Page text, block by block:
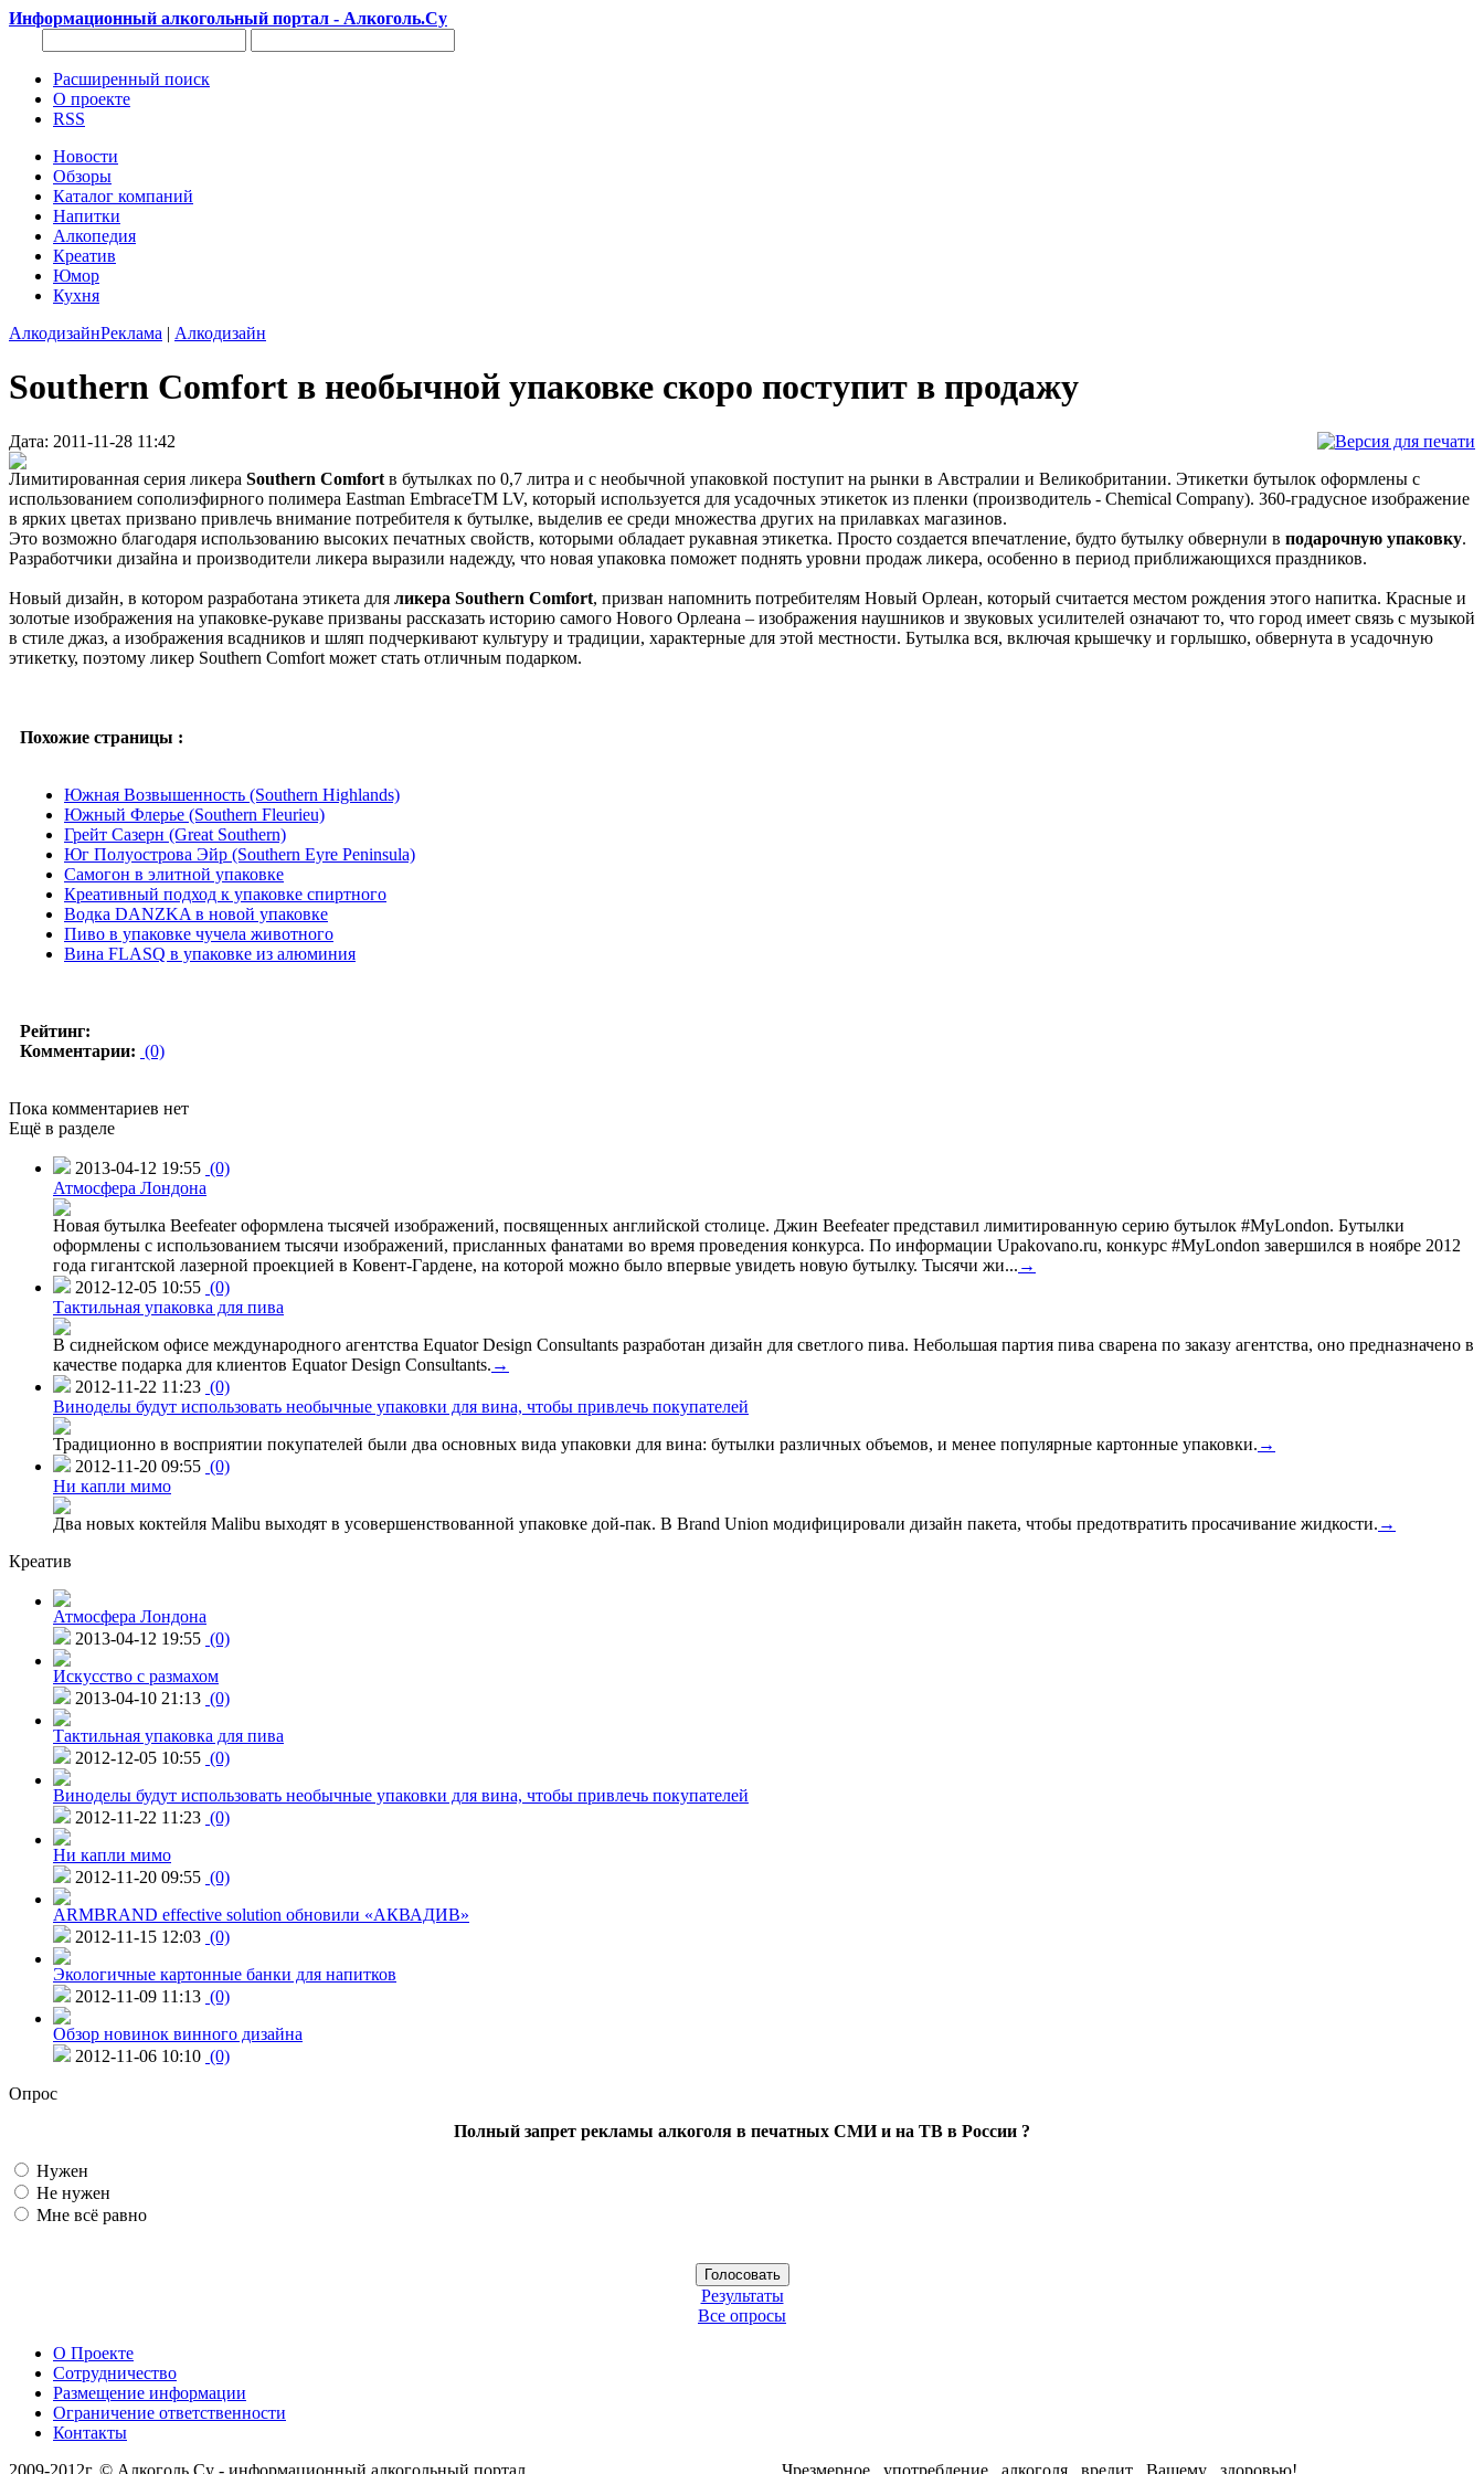
Информационный алкогольный портал - Алкоголь.Су
Расширенный поиск
О проекте
RSS
Новости
Обзоры
Каталог компаний
Напитки
Алкопедия
Креатив
Юмор
Кухня
АлкодизайнРеклама | Алкодизайн
Southern Comfort в необычной упаковке скоро поступит в продажу
Дата: 2011-11-28 11:42
Лимитированная серия ликера Southern Comfort в бутылках по 0,7 литра и с необычной упаковкой поступит на рынки в Австралии и Великобритании. Этикетки бутылок оформлены с
использованием сополиэфирного полимера Eastman EmbraceTM LV, который используется для усадочных этикеток из пленки (производитель - Chemical Company). 360-градусное изображение
в ярких цветах призвано привлечь внимание потребителя к бутылке, выделив ее среди множества других на прилавках магазинов.
Это возможно благодаря использованию высоких печатных свойств, которыми обладает рукавная этикетка. Просто создается впечатление, будто бутылку обвернули в подарочную упаковку.
Разработчики дизайна и производители ликера выразили надежду, что новая упаковка поможет поднять уровни продаж ликера, особенно в период приближающихся праздников.
Новый дизайн, в котором разработана этикета для ликера Southern Comfort, призван напомнить потребителям Новый Орлеан, который считается местом рождения этого напитка. Красные и
золотые изображения на упаковке-рукаве призваны рассказать историю самого Нового Орлеана – изображения наушников и звуковых усилителей означают то, что город имеет связь с музыкой
в стиле джаз, а изображения всадников и шляп подчеркивают культуру и традиции, характерные для этой местности. Бутылка вся, включая крышечку и горлышко, обвернута в усадочную
этикетку, поэтому ликер Southern Comfort может стать отличным подарком.
Похожие страницы :
Южная Возвышенность (Southern Highlands)
Южный Флерье (Southern Fleurieu)
Грейт Сазерн (Great Southern)
Юг Полуострова Эйр (Southern Eyre Peninsula)
Самогон в элитной упаковке
Креативный подход к упаковке спиртного
Водка DANZKA в новой упаковке
Пиво в упаковке чучела животного
Вина FLASQ в упаковке из алюминия
Рейтинг:
Комментарии: (0)
Пока комментариев нет
Ещё в разделе
2013-04-12 19:55 (0)
Атмосфера Лондона
Новая бутылка Beefeater оформлена тысячей изображений, посвященных английской столице. Джин Beefeater представил лимитированную серию бутылок #MyLondon. Бутылки
оформлены с использованием тысячи изображений, присланных фанатами во время проведения конкурса. По информации Upakovano.ru, конкурс #MyLondon завершился в ноябре 2012
года гигантской лазерной проекцией в Ковент-Гардене, на которой можно было впервые увидеть новую бутылку. Тысячи жи... →
2012-12-05 10:55 (0)
Тактильная упаковка для пива
В сиднейском офисе международного агентства Equator Design Consultants разработан дизайн для светлого пива. Небольшая партия пива сварена по заказу агентства, оно предназначено в
качестве подарка для клиентов Equator Design Consultants. →
2012-11-22 11:23 (0)
Виноделы будут использовать необычные упаковки для вина, чтобы привлечь покупателей
Традиционно в восприятии покупателей были два основных вида упаковки для вина: бутылки различных объемов, и менее популярные картонные упаковки. →
2012-11-20 09:55 (0)
Ни капли мимо
Два новых коктейля Malibu выходят в усовершенствованной упаковке дой-пак. В Brand Union модифицировали дизайн пакета, чтобы предотвратить просачивание жидкости. →
Креатив
Атмосфера Лондона
2013-04-12 19:55 (0)
Искусство с размахом
2013-04-10 21:13 (0)
Тактильная упаковка для пива
2012-12-05 10:55 (0)
Виноделы будут использовать необычные упаковки для вина, чтобы привлечь покупателей
2012-11-22 11:23 (0)
Ни капли мимо
2012-11-20 09:55 (0)
ARMBRAND effective solution обновили «АКВАДИВ»
2012-11-15 12:03 (0)
Экологичные картонные банки для напитков
2012-11-09 11:13 (0)
Обзор новинок винного дизайна
2012-11-06 10:10 (0)
Опрос
Полный запрет рекламы алкоголя в печатных СМИ и на ТВ в России ?
Нужен
Не нужен
Мне всё равно
Результаты
Все опросы
О Проекте
Сотрудничество
Размещение информации
Ограничение ответственности
Контакты
2009-2012г. © Алкоголь.Су - информационный алкогольный портал
Чрезмерное употребление алкоголя вредит Вашему здоровью!